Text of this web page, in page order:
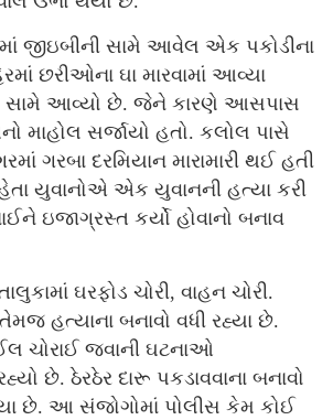
જીઇબીની સામે આવેલ એક પકોડીના
છરીઓના ઘા મારવામાં આવ્યા
સામે આવ્યો છે. જેને કારણે આસપાસ
માહોલ સર્જાયો હતો. કલોલ પાસે
ગરબા દરમિયાન મારામારી થઈ હતી
યુવાનોએ એક યુવાનની હત્યા કરી
ઇજાગ્રસ્ત કર્યો હોવાનો બનાવ
ઘરફોડ ચોરી, વાહન ચોરી.
હત્યાના બનાવો વધી રહ્યા છે.
ચોરાઈ જવાની ઘટનાઓ
છે. ઠેરઠેર દારૂ પકડાવવાના બનાવો
છે. આ સંજોગોમાં પોલીસ કેમ કોઈ